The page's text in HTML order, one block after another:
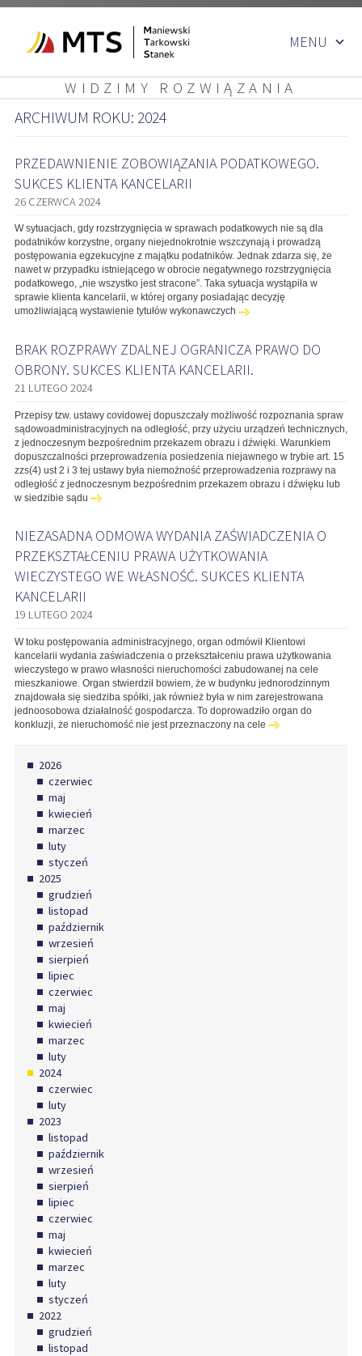
do
MENU
WIDZIMY ROZWIĄZANIA
ARCHIWUM ROKU: 2024
PRZEDAWNIENIE ZOBOWIĄZANIA PODATKOWEGO.
SUKCES KLIENTA KANCELARII
26 CZERWCA 2024
W sytuacjach, gdy rozstrzygnięcia w sprawach podatkowych nie są dla
podatników korzystne, organy niejednokrotnie wszczynają i prowadzą
postępowania egzekucyjne z majątku podatników. Jednak zdarza się, że
nawet w przypadku istniejącego w obrocie negatywnego rozstrzygnięcia
podatkowego, „nie wszystko jest stracone”. Taka sytuacja wystąpiła w
sprawie klienta kancelarii, w której organy posiadając decyzję
umożliwiającą wystawienie tytułów wykonawczych
BRAK ROZPRAWY ZDALNEJ OGRANICZA PRAWO DO
OBRONY. SUKCES KLIENTA KANCELARII.
21 LUTEGO 2024
Przepisy tzw. ustawy covidowej dopuszczały możliwość rozpoznania spraw
sądowoadministracyjnych na odległość, przy użyciu urządzeń technicznych,
z jednoczesnym bezpośrednim przekazem obrazu i dźwięki. Warunkiem
dopuszczalności przeprowadzenia posiedzenia niejawnego w trybie art. 15
zzs(4) ust 2 i 3 tej ustawy była niemożność przeprowadzenia rozprawy na
odległość z jednoczesnym bezpośrednim przekazem obrazu i dźwięku lub
w siedzibie sądu
NIEZASADNA ODMOWA WYDANIA ZAŚWIADCZENIA O
PRZEKSZTAŁCENIU PRAWA UŻYTKOWANIA
WIECZYSTEGO WE WŁASNOŚĆ. SUKCES KLIENTA
KANCELARII
19 LUTEGO 2024
W toku postępowania administracyjnego, organ odmówił Klientowi
kancelarii wydania zaświadczenia o przekształceniu prawa użytkowania
wieczystego w prawo własności nieruchomości zabudowanej na cele
mieszkaniowe. Organ stwierdził bowiem, że w budynku jednorodzinnym
znajdowała się siedziba spółki, jak również była w nim zarejestrowana
jednoosobowa działalność gospodarcza. To doprowadziło organ do
konkluzji, że nieruchomość nie jest przeznaczony na cele
2026
czerwiec
maj
kwiecień
marzec
luty
styczeń
2025
grudzień
listopad
październik
wrzesień
sierpień
lipiec
czerwiec
maj
kwiecień
marzec
luty
2024
czerwiec
luty
2023
listopad
październik
wrzesień
sierpień
lipiec
czerwiec
maj
kwiecień
marzec
luty
styczeń
2022
grudzień
listopad